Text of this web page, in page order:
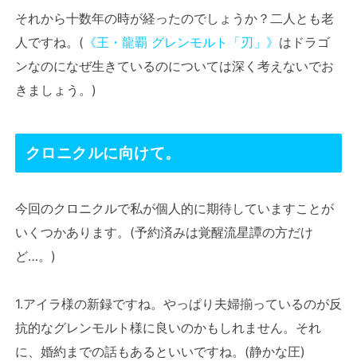
それから十数年の時が経ったのでしょうか？二人とも老
人ですね。( 《王・龍覇 グレンモルト「刃」》 はドラゴ
ンなのになぜ生きているのについては深く考えないでお
きましょう。)
クロニクルに向けて。
今回のクロニクルで私が個人的に期待していますことが
いくつかあります。(予約済みは覚醒流星譚の方だけ
ど…。)
1.アイラ様の新録ですね。やっぱり夫婦揃っているのが反
抗的なグレンモルト様に良いのかもしれません。それ
に、婚約までの話もあるといいですね。(静かな圧)